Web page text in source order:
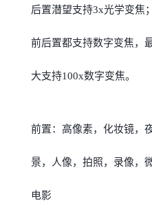
后置潜望支持3x光学变焦
前后置都支持数字变焦，
大支持100x数字变焦。
前置：高像素，化妆镜，
景，人像，拍照，录像，
电影